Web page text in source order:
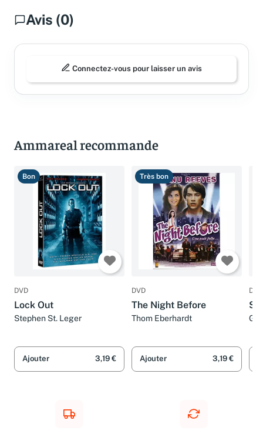
Avis (0)
Connectez-vous pour laisser un avis
Ammareal recommande
Bon
DVD
Lock Out
Stephen St. Leger
Ajouter 3,19 €
Très bon
DVD
The Night Before
Thom Eberhardt
Ajouter 3,19 €
DVD